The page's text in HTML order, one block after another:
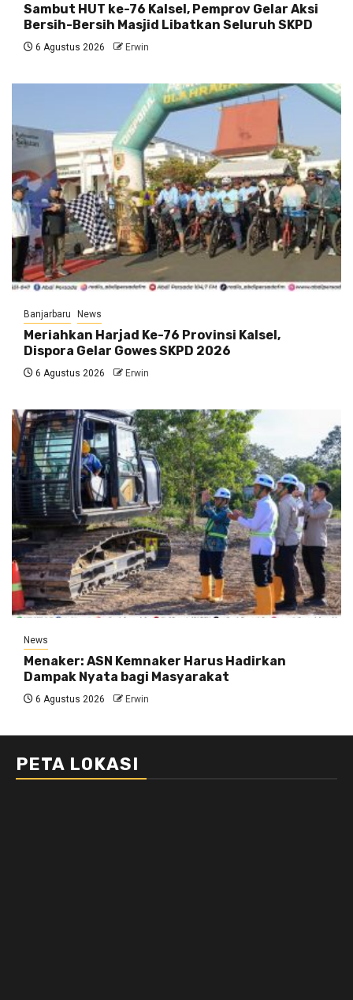
Sambut HUT ke-76 Kalsel, Pemprov Gelar Aksi
Bersih-Bersih Masjid Libatkan Seluruh SKPD
6 Agustus 2026 Erwin
Banjarbaru News
Meriahkan Harjad Ke-76 Provinsi Kalsel,
Dispora Gelar Gowes SKPD 2026
6 Agustus 2026 Erwin
News
Menaker: ASN Kemnaker Harus Hadirkan
Dampak Nyata bagi Masyarakat
6 Agustus 2026 Erwin
PETA LOKASI